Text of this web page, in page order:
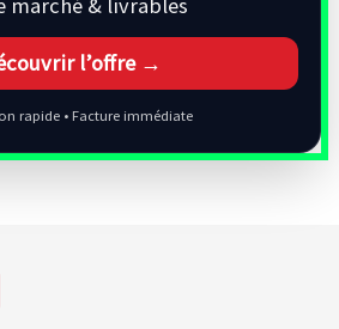
marché & livrables
l’offre →
rapide • Facture immédiate